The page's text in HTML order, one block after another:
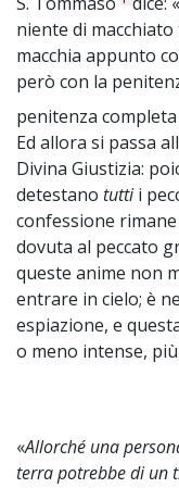
niente di macchiato
macchia appunto
però con la
penitenza
Ed allora si passa
Divina Giustizia:
detestano tuttii
confessione
dovuta al peccato
queste anime non
entrare in cielo; è
espiazione, e
o meno intense,
«Allorché una
terra potrebbe di un